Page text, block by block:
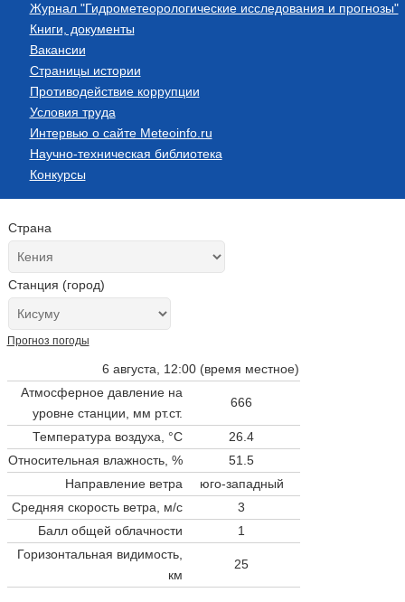
Журнал "Гидрометеорологические исследования и прогнозы"
Книги, документы
Вакансии
Страницы истории
Противодействие коррупции
Условия труда
Интервью о сайте Meteoinfo.ru
Научно-техническая библиотека
Конкурсы
Страна
Станция (город)
Прогноз погоды
6 августа, 12:00 (время местное)
Атмосферное давление на
уровне станции, мм рт.ст.
666
Температура воздуха, °C
26.4
Относительная влажность, %
51.5
Направление ветра
юго-западный
Средняя скорость ветра, м/с
3
Балл общей облачности
1
Горизонтальная видимость,
км
25